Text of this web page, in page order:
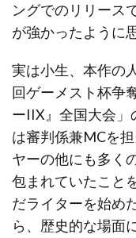
ングでのリリース
が強かったように
実は小生、本作の
回ゲーメスト杯争
ーIIX』全国大会」
は審判係兼MCを
ヤーの他にも多く
包まれていたこと
だライターを始め
ら、歴史的な場面